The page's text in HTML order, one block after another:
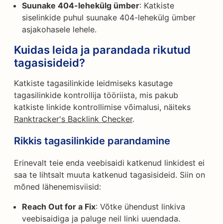
Suunake 404-lehekülg ümber: Katkiste
siselinkide puhul suunake 404-lehekülg ümber
asjakohasele lehele.
Kuidas leida ja parandada rikutud
tagasisideid?
Katkiste tagasilinkide leidmiseks kasutage
tagasilinkide kontrollija tööriista, mis pakub
katkiste linkide kontrollimise võimalusi, näiteks
Ranktracker's Backlink Checker.
Rikkis tagasilinkide parandamine
Erinevalt teie enda veebisaidi katkenud linkidest ei
saa te lihtsalt muuta katkenud tagasisideid. Siin on
mõned lähenemisviisid:
Reach Out for a Fix: Võtke ühendust linkiva
veebisaidiga ja paluge neil linki uuendada.